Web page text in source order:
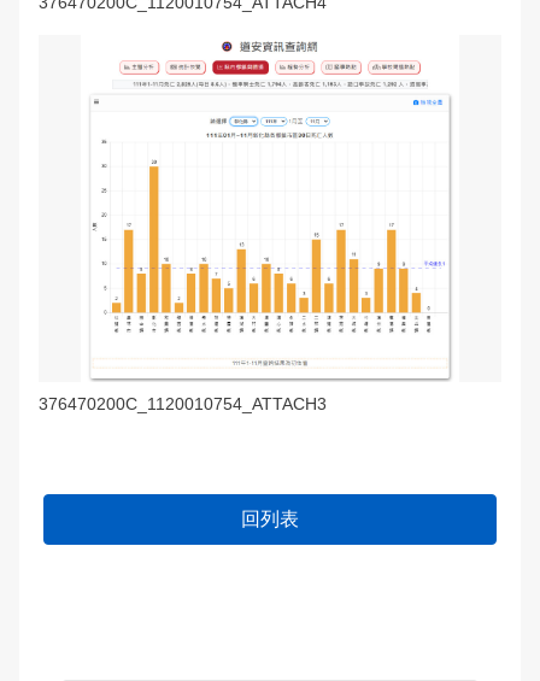
376470200C_1120010754_ATTACH3
回列表